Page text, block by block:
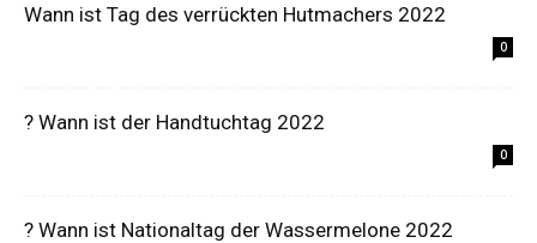
Wann ist Tag des verrückten Hutmachers 2022
0
? Wann ist der Handtuchtag 2022
0
? Wann ist Nationaltag der Wassermelone 2022